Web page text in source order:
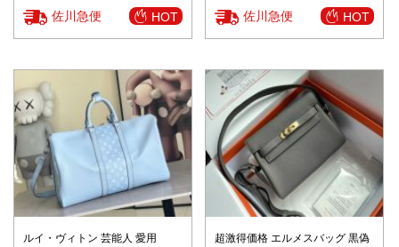
佐川急便 HOT 佐川急便 HOT
ルイ・ヴィトン 芸能人 愛用
超激得価格 エルメスバッグ 黒偽